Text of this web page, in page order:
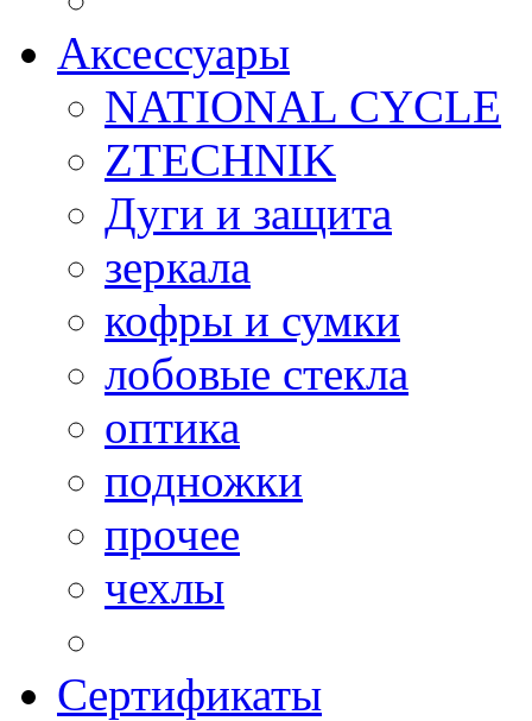
Аксессуары
NATIONAL CYCLE
ZTECHNIK
Дуги и защита
зеркала
кофры и сумки
лобовые стекла
оптика
подножки
прочее
чехлы
Сертификаты